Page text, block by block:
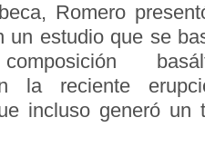
Romero
un estudio que se
la reciente
incluso generó un